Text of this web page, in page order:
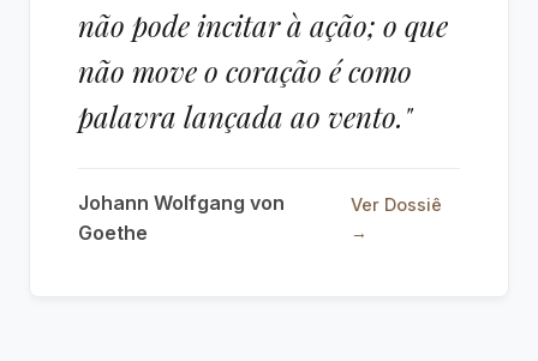
não pode incitar à ação; o que
não move o coração é como
palavra lançada ao vento."
Johann Wolfgang von
Goethe
Ver Dossiê
→